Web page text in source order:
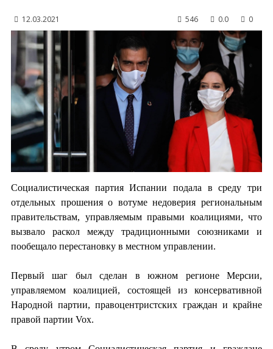
12.03.2021 546 0.0 0
Социалистическая партия Испании подала в среду три
отдельных прошения о вотуме недоверия региональным
правительствам, управляемым правыми коалициями, что
вызвало раскол между традиционными союзниками и
пообещало перестановку в местном управлении.
Первый шаг был сделан в южном регионе Мерсии,
управляемом коалицией, состоящей из консервативной
Народной партии, правоцентристских граждан и крайне
правой партии Vox.